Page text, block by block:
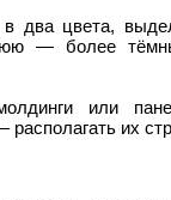
в два цвета,
— более
или
их